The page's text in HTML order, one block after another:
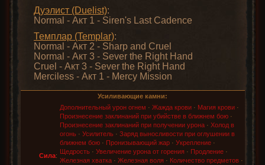
Дуэлист (Duelist):
Normal - Акт 1 - Siren's Last Cadence
Темплар (Templar):
Normal - Акт 2 - Sharp and Cruel
Normal - Акт 3 - Sever the Right Hand
Cruel - Акт 3 - Sever the Right Hand
Merciless - Акт 1 - Mercy Mission
Усиливающие камни:
Сила:
Дополнительный урон огнем · Жажда крови· Магия крови·
Произнесение заклинаний при убийстве в ближнем бою·
Произнесение заклинаний при получении урона· Холод в
огонь· Усилитель· Заряд выносливости при оглушении в
ближнем бою· Пронизывающий жар· Укрепление·
Щедрость· Увеличение урона от горения· Продление·
Железная хватка· Железная воля· Количество предметов·